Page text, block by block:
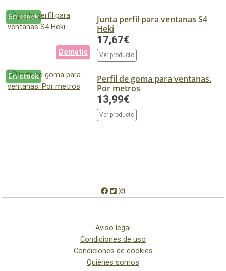
En stock
Dometic
Junta perfil para ventanas S4
Heki
17,67€
Ver producto
En stock
Perfil de goma para ventanas.
Por metros
13,99€
Ver producto
Aviso legal
Condiciones de uso
Condiciones de cookies
Quiénes somos